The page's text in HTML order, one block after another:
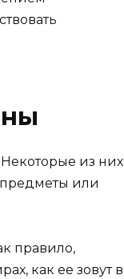
из них
или
правило,
как ее зовут в